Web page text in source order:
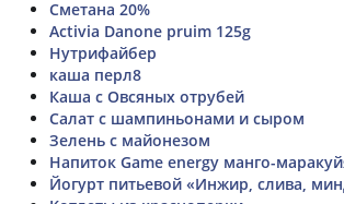
Сметана 20%
Activia Danone pruim 125g
Нутрифайбер
каша перл8
Каша с Овсяных отрубей
Салат с шампиньонами и сыром
Зелень с майонезом
Напиток Game energy манго-
Йогурт питьевой «Инжир, слива,